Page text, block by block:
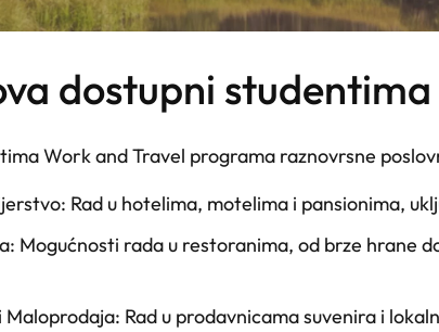
dostupni
Work and Travel programa raznovrsne
: Rad u hotelima, motelima i pansionima,
: Mogućnosti rada u restoranima, od brze hrane
Maloprodaja: Rad u prodavnicama suvenira i